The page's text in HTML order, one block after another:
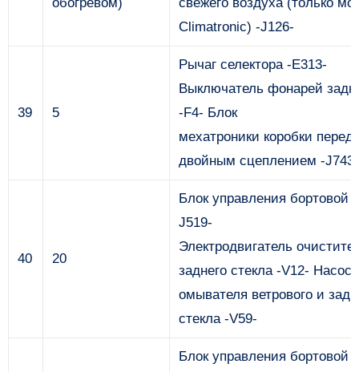
Climatronic) -J126-
39 5
Рычаг селектора -E313-
Выключатель фонарей
-F4- Блок
мехатроники коробки
двойным сцеплением -J743-
40 20
Блок управления бортовой
J519-
Электродвигатель
заднего стекла -V12- Насос
омывателя ветрового и
стекла -V59-
Блок управления бортовой